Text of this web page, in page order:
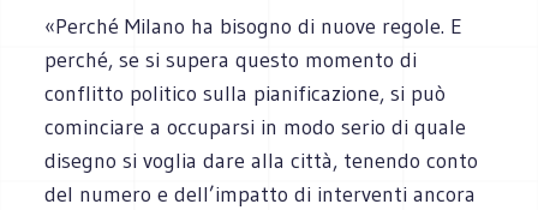
«Perché Milano ha bisogno di nuove regole. E
perché, se si supera questo momento di
conflitto politico sulla pianificazione, si può
cominciare a occuparsi in modo serio di quale
disegno si voglia dare alla città, tenendo conto
del numero e dell’impatto di interventi ancora